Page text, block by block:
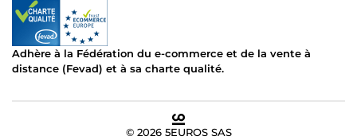
Adhère à la Fédération du e-commerce et de la vente à
distance (Fevad) et à sa charte qualité.
© 2026 5EUROS SAS